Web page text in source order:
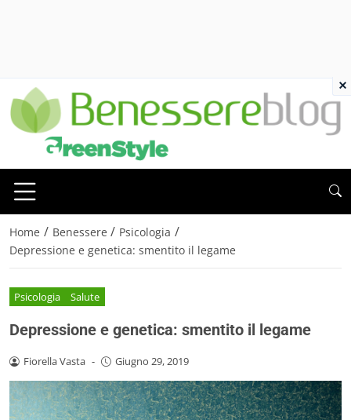
Home / Benessere / Psicologia /
Depressione e genetica: smentito il legame
Psicologia Salute
Depressione e genetica: smentito il legame
Fiorella Vasta - Giugno 29, 2019
×